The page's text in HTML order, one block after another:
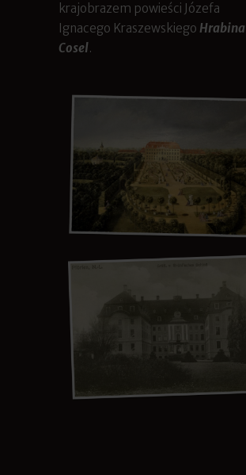
krajobrazem powieści Józefa
Ignacego Kraszewskiego Hrabina
Cosel.